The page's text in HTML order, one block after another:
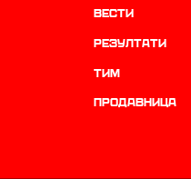
Вести
резултати
ТИМ
продавница